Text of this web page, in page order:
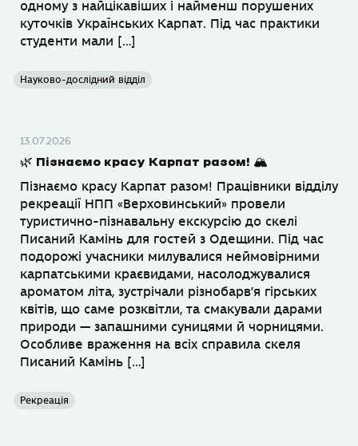
одному з найцікавіших і найменш порушених
куточків Українських Карпат. Під час практики
студенти мали […]
Науково-дослідний відділ
13.07.2026
🌿 Пізнаємо красу Карпат разом! 🏔
Пізнаємо красу Карпат разом! Працівники відділу
рекреації НПП «Верховинський» провели
туристично-пізнавальну екскурсію до скелі
Писаний Камінь для гостей з Одещини. Під час
подорожі учасники милувалися неймовірними
карпатськими краєвидами, насолоджувалися
ароматом літа, зустрічали різнобарв’я гірських
квітів, що саме розквітли, та смакували дарами
природи — запашними суницями й чорницями.
Особливе враження на всіх справила скеля
Писаний Камінь […]
Рекреація